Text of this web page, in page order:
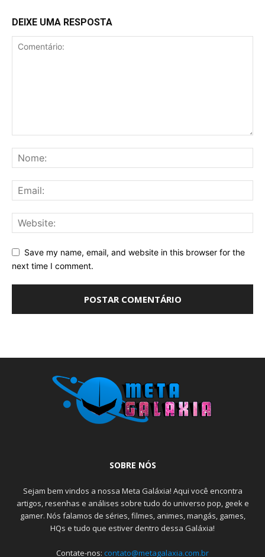
DEIXE UMA RESPOSTA
Save my name, email, and website in this browser for the
next time I comment.
SOBRE NÓS
Sejam bem vindos a nossa Meta Galáxia! Aqui você encontra
artigos, resenhas e análises sobre tudo do universo pop, geek e
gamer. Nós falamos de séries, filmes, animes, mangás, games,
HQs e tudo que estiver dentro dessa Galáxia!
Contate-nos: contato@metagalaxia.com.br